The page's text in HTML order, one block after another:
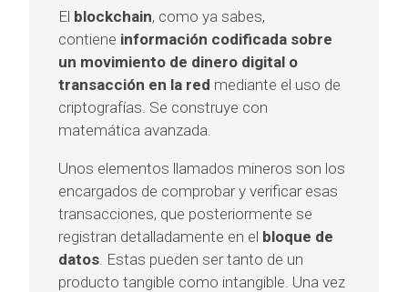
El blockchain, como ya sabes,
contiene información codificada sobre
un movimiento de dinero digital o
transacción en la red mediante el uso de
criptografías. Se construye con
matemática avanzada.
Unos elementos llamados mineros son los
encargados de comprobar y verificar esas
transacciones, que posteriormente se
registran detalladamente en el bloque de
datos . Estas pueden ser tanto de un
producto tangible como intangible. Una vez